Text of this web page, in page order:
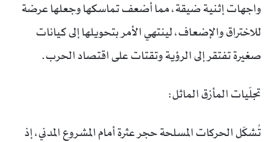
واجهات إثنية ضيقة، مما أضعف تماسكها وجعلها عرضة
للاختراق والإضعاف، لينتهي الأمر بتحويلها إلى كيانات
صغيرة تفتقر إلى الرؤية وتقتات على اقتصاد الحرب.
تجلّيات المأزق الماثل:
تُشكّل الحركات المسلحة حجر عثرة أمام المشروع المدني، إذ